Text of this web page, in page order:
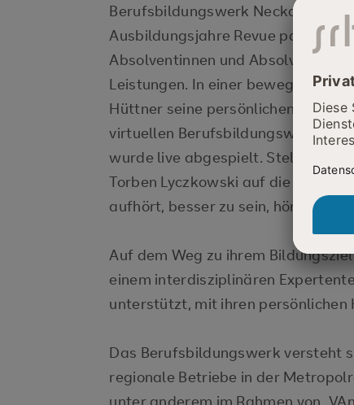
Berufsbildungswerk
Ausbildungsjahre Revue passieren
Absolventinnen und Absolventen
Leistungen. In einer bewegenden
Hüttner seine persönlichen
virtuellen Berufsbildungswerk mit.
wurde live abgespielt.
Torben Lyczkowski auf die Bühne
aufhört, besser zu sein, hört
Auf dem Weg zu ihrem
einem interdisziplinären
unterstützt, mit ihren persönlichen
Das Berufsbildungswerk versteht
regionale Betriebe in der
unter anderem im Rahmen von